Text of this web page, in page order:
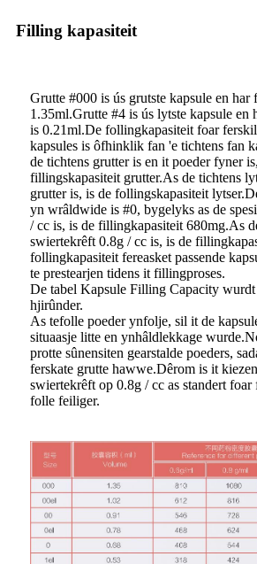
Filling kapasiteit
Grutte #000 is ús grutste kapsule en
1.35ml.Grutte #4 is ús lytste kapsule en
is 0.21ml.De follingkapasiteit foar
kapsules is ôfhinklik fan 'e tichtens fan
de tichtens grutter is en it poeder fyner
fillingskapasiteit grutter.As de tichtens
grutter is, is de follingskapasiteit
yn wrâldwide is #0, bygelyks as de
/ cc is, is de fillingkapasiteit 680mg.As
swiertekrêft 0.8g / cc is, is de
follingkapasiteit fereasket passende
te prestearjen tidens it fillingproses.
De tabel Kapsule Filling Capacity
hjirûnder.
As tefolle poeder ynfolje, sil it de
situaasje litte en ynhâldlekkage
protte sûnensiten gearstalde poeders,
ferskate grutte hawwe.Dêrom is it
swiertekrêft op 0.8g / cc as standert
folle feiliger.